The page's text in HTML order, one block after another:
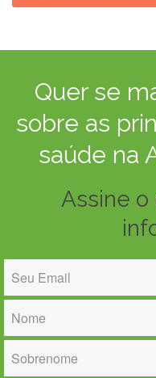
Quer se
sobre as
saúde na
Assine